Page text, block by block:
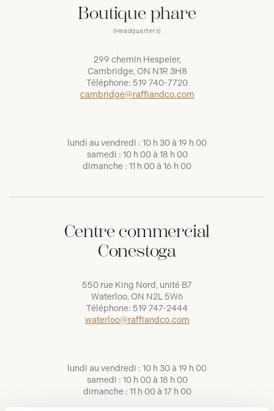
Boutique phare
(Headquarters)
299 chemin Hespeler,
Cambridge, ON N1R 3H8
Téléphone: 519 740-7720
cambridge@raffiandco.com
lundi au vendredi : 10 h 30 à 19 h 00
samedi : 10 h 00 à 18 h 00
dimanche : 11 h 00 à 16 h 00
Centre commercial
Conestoga
550 rue King Nord, unité B7
Waterloo, ON N2L 5W6
Téléphone: 519 747-2444
waterloo@raffiandco.com
lundi au vendredi : 10 h 30 à 19 h 00
samedi : 10 h 00 à 18 h 00
dimanche : 11 h 00 à 17 h 00